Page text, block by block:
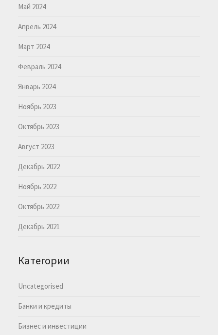
Май 2024
Апрель 2024
Март 2024
Февраль 2024
Январь 2024
Ноябрь 2023
Октябрь 2023
Август 2023
Декабрь 2022
Ноябрь 2022
Октябрь 2022
Декабрь 2021
Категории
Uncategorised
Банки и кредиты
Бизнес и инвестиции